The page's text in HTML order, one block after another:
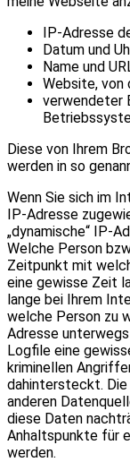
IP-Adresse
Datum und
Name und
Website, von
verwendeter
Diese von Ihrem
werden in so
Wenn Sie sich im
IP-Adresse
„dynamische“ IP-
Welche Person
Zeitpunkt mit
eine gewisse Zeit
lange bei Ihrem
welche Person zu
Adresse
Logfile eine
kriminellen
dahintersteckt.
anderen
diese Daten
Anhaltspunkte für
werden.